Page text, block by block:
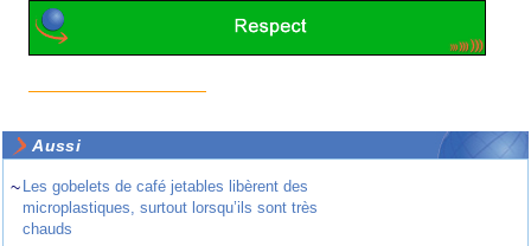
Aussi
~ Les gobelets de café jetables libèrent des
microplastiques, surtout lorsqu’ils sont très
chauds